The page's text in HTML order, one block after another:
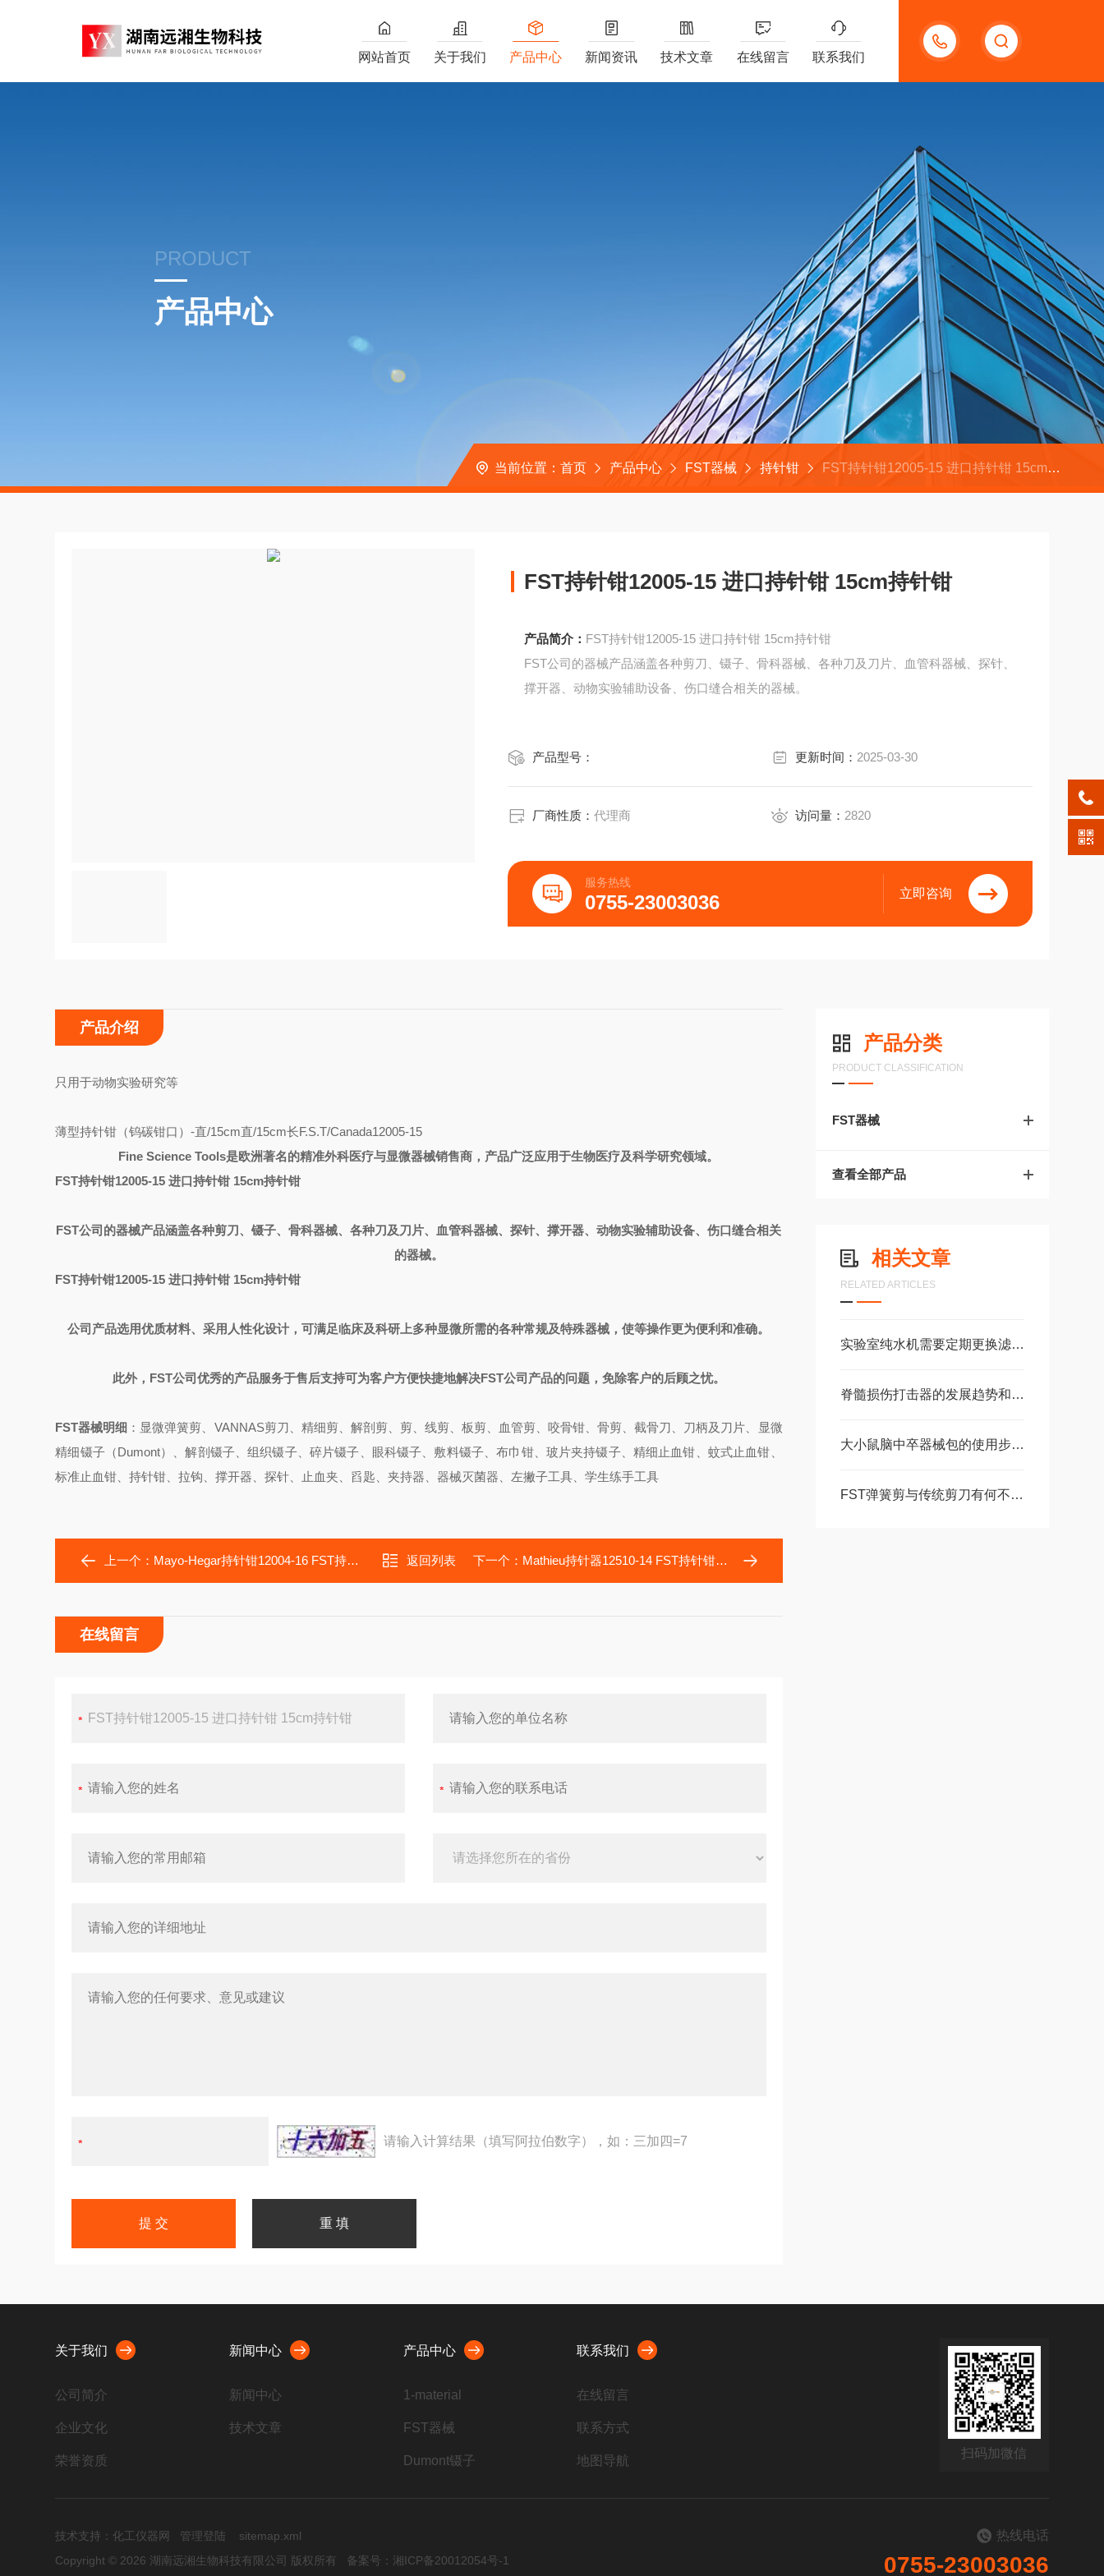
18123966210
网站首页 关于我们 产品中心 新闻资讯 技术文章 在线留言 联系我们
PRODUCT
产品中心
当前位置： 首页 产品中心 FST器械 持针钳 FST持针钳12005-15 进口持针钳 15cm持针钳
FST持针钳12005-15 进口持针钳 15cm持针钳
产品简介： FST持针钳12005-15 进口持针钳 15cm持针钳
FST公司的器械产品涵盖各种剪刀、镊子、骨科器械、各种刀及刀片、血管科器械、探针、
撑开器、动物实验辅助设备、伤口缝合相关的器械。
产品型号： 更新时间： 2025-03-30
厂商性质：代理商 访问量： 2820
服务热线
0755-23003036 立即咨询
产品分类
PRODUCT CLASSIFICATION
FST器械
查看全部产品
相关文章
RELATED ARTICLES
实验室纯水机需要定期更换滤芯吗，有何依据？
脊髓损伤打击器的发展趋势和技术创新有哪些？
大小鼠脑中卒器械包的使用步骤分享
FST弹簧剪与传统剪刀有何不同？
产品介绍
只用于动物实验研究等
薄型持针钳（钨碳钳口）-直/15cm直/15cm长F.S.T/Canada12005-15
Fine Science Tools是欧洲著名的精准外科医疗与显微器械销售商，产品广泛应用于生物医疗及科学研究领域。
FST持针钳12005-15 进口持针钳 15cm持针钳
FST公司的器械产品涵盖各种剪刀、镊子、骨科器械、各种刀及刀片、血管科器械、探针、撑开器、动物实验辅助设备、伤口缝合相关
的器械。
FST持针钳12005-15 进口持针钳 15cm持针钳
公司产品选用优质材料、采用人性化设计，可满足临床及科研上多种显微所需的各种常规及特殊器械，使等操作更为便利和准确。
此外， FST公司优秀的产品服务于售后支持可为客户方便快捷地解决FST公司产品的问题，免除客户的后顾之忧。
FST器械明细 ：显微弹簧剪、VANNAS剪刀、精细剪、解剖剪、剪、线剪、板剪、血管剪、咬骨钳、骨剪、截骨刀、刀柄及刀片、显微
精细镊子（Dumont）、解剖镊子、组织镊子、碎片镊子、眼科镊子、敷料镊子、布巾钳、玻片夹持镊子、精细止血钳、蚊式止血钳、
标准止血钳、持针钳、拉钩、撑开器、探针、止血夹、舀匙、夹持器、器械灭菌器、左撇子工具、学生练手工具
上一个： Mayo-Hegar持针钳12004-16 FST持针钳12004-18 进口持针钳 返回列表 下一个： Mathieu持针器12510-14 FST持针钳12510-14 进口14cm持针钳
在线留言
请输入计算结果（填写阿拉伯数字），如：三加四=7
关于我们
公司简介
企业文化
荣誉资质
新闻中心
新闻中心
技术文章
产品中心
1-material
FST器械
Dumont镊子
ROBOZ手术器械
联系我们
在线留言
联系方式
地图导航
扫码加微信
技术支持： 化工仪器网 管理登陆
sitemap.xml
Copyright © 2026 湖南远湘生物科技有限公司 版权所有 备案号：湘ICP备20012054号-1
热线电话
0755-23003036